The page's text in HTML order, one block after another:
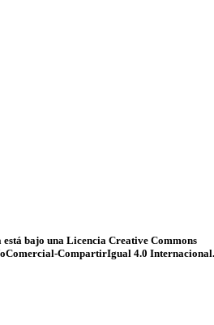
está bajo una Licencia Creative Commons
CompartirIgual 4.0 Internacional.